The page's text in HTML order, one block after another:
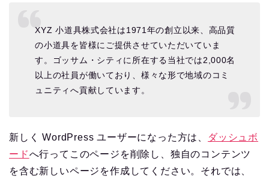
XYZ 小道具株式会社は1971年の創立以来、高品質
の小道具を皆様にご提供させていただいていま
す。ゴッサム・シティに所在する当社では2,000名
以上の社員が働いており、様々な形で地域のコミ
ュニティへ貢献しています。
新しく WordPress ユーザーになった方は、
ダッシュボ
ードへ行ってこのページを削除し、独自のコンテンツ
を含む新しいページを作成してください。それでは、